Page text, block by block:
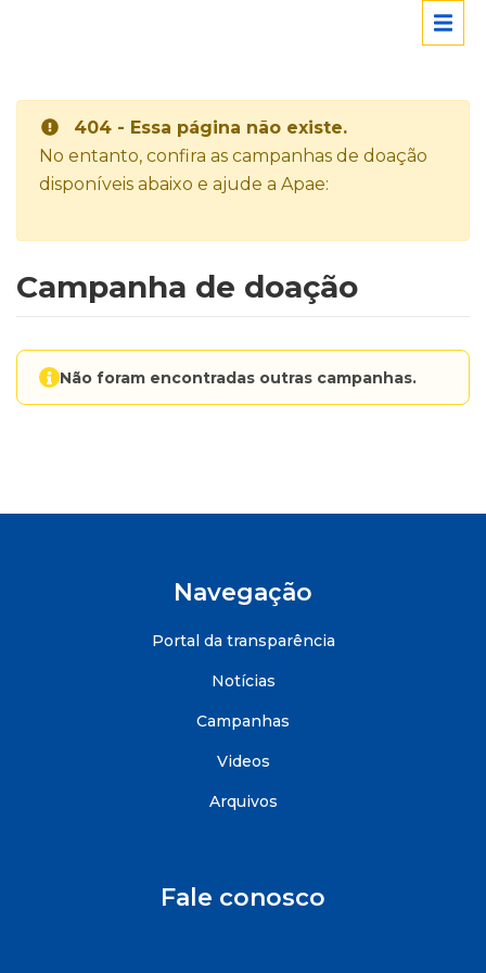
404 - Essa página não existe.
No entanto, confira as campanhas de doação
disponíveis abaixo e ajude a Apae:
Campanha de doação
Não foram encontradas outras campanhas.
Navegação
Portal da transparência
Notícias
Campanhas
Videos
Arquivos
Fale conosco